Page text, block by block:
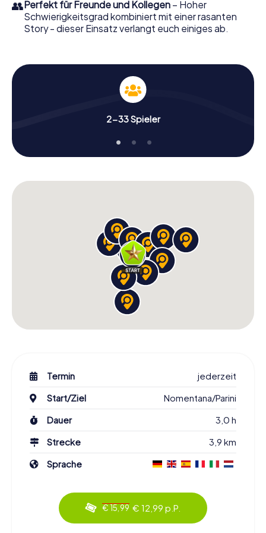
👥Perfekt für Freunde und Kollegen – Hoher
Schwierigkeitsgrad kombiniert mit einer rasanten
Story - dieser Einsatz verlangt euch einiges ab.
2-33 Spieler
Termin
jederzeit
Start/Ziel
Nomentana/Parini
Dauer
3,0 h
Strecke
3,9 km
Sprache
€ 15,99 € 12,99 p.P.